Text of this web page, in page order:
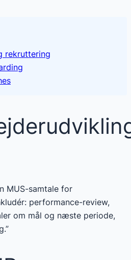
rekruttering
MUS-samtale for
performance-review,
om mål og næste periode,